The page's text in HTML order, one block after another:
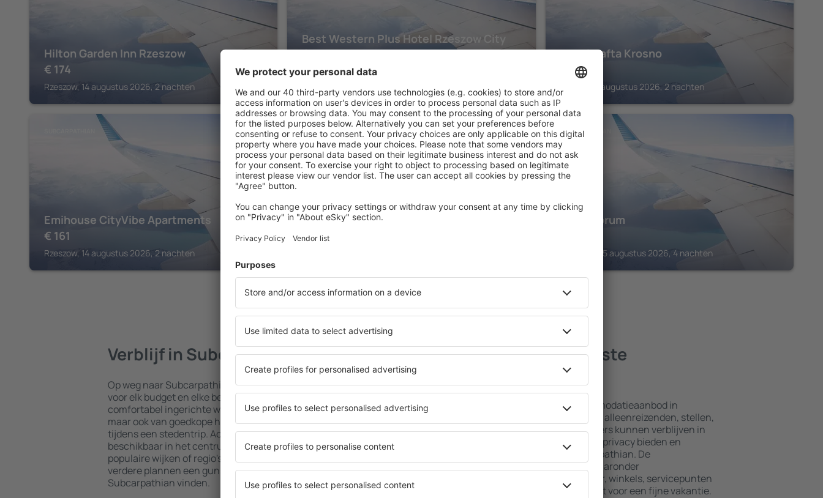
Hilton Garden Inn Rzeszow
€ 174
Rzeszow, 14 augustus 2026, 2 nachten
Best Western Plus Hotel Rzeszow City
Center
€ 254
Rzeszow, 17 augustus 2026, 2 nachten
Hotel Nafta Krosno
169
Krosno, 17 augustus 2026, 2 nachten
Emihouse CityVibe Apartments
€ 161
Rzeszow, 14 augustus 2026, 2 nachten
SUBCARPATHIAN
Hotel Prezydencki 4-Star
€223
SUBCARPATHIAN
Hotel Forum
Rzeszow, 25 augustus 2026, 4 nachten
Verblijf in Subcarpathian
Op weg naar Subcarpathian? Vind een accommodatie geschikt
voor elk budget en elke behoefte. U kunt gebruik maken van ruim,
comfortabel ingerichte woningen met tal van voorzieningen
maar ook van goedkope hostels om meerdere dagen te verblijven
tijdens een stedentrip. Accommodaties in Subcarpathian zijn
beschikbaar in het centrum, vlakbij de luchthaven en in minder
populaire wijken of regio's. Hierdoor kunt u afhankelijk van uw
verdere plannen een gunstig gelegen accommodatie in
Subcarpathian vinden.
Subcarpathian - de beste
U kunt kiezen uit een uitgebreid accommodatieaanbod in
Subcarpathian, inclusief woningen voor alleenreizenden, stellen,
gezinnen, senioren en groepen. Bezoekers kunnen verblijven in
suites, hotels en pensions die maximale privacy bieden en
gelegen zijn in het centrum van Subcarpathian. De
voorzieningen in de nabije omgeving, waaronder
autoverhuurbedrijven, openbaar vervoer, winkels, servicepunten
en recreatiemogelijkheden, staan garant voor een fijne vakantie.